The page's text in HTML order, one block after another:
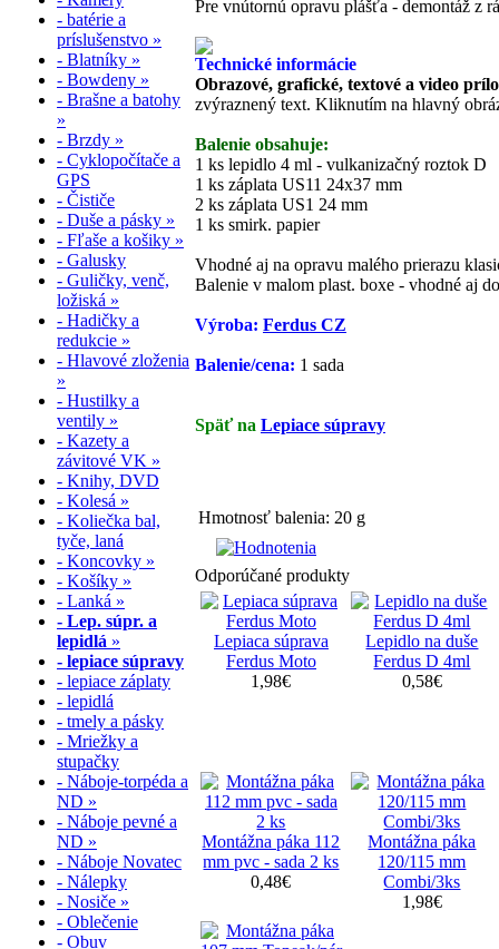
- batérie a
príslušenstvo »
- Blatníky »
- Bowdeny »
- Brašne a batohy
»
- Brzdy »
- Cyklopočítače a
GPS
- Čističe
- Duše a pásky »
- Fľaše a košiky »
- Galusky
- Guličky, venč,
ložiská »
- Hadičky a
redukcie »
- Hlavové zloženia
»
- Hustilky a
ventily »
- Kazety a
závitové VK »
- Knihy, DVD
- Kolesá »
- Koliečka bal,
tyče, laná
- Koncovky »
- Košíky »
- Lanká »
- Lep. súpr. a
lepidlá »
- lepiace súpravy
- lepiace záplaty
- lepidlá
- tmely a pásky
- Mriežky a
stupačky
- Náboje-torpéda a
ND »
- Náboje pevné a
ND »
- Náboje Novatec
- Nálepky
- Nosiče »
- Oblečenie
- Obuv
Pre vnútornú opravu plášťa - demontáž z
Technické informácie
Obrazové, grafické, textové a video
zvýraznený text. Kliknutím na hlavný
Balenie obsahuje:
1 ks lepidlo 4 ml - vulkanizačný roztok D
1 ks záplata US11 24x37 mm
2 ks záplata US1 24 mm
1 ks smirk. papier
Vhodné aj na opravu malého prierazu
Balenie v malom plast. boxe - vhodné aj
Výroba: Ferdus CZ
Balenie/cena: 1 sada
Späť na Lepiace súpravy
Hmotnosť balenia: 20 g
Odporúčané produkty
Lepiaca súprava
Ferdus Moto
1,98€
Lepidlo na duše
Ferdus D 4ml
0,58€
Montážna páka 112
mm pvc - sada 2 ks
0,48€
Montážna páka
120/115 mm
Combi/3ks
1,98€